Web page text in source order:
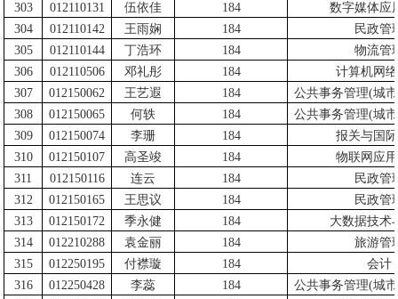
303
012110131 伍依佳 184
数字媒体应
304
012110142 王雨娴 184
民政管
305
012110144 丁浩环 184
物流管
306
012110506 邓礼彤 184
计算机网
307
012150062 王艺遐 184 公共事务管理(城
308
012150065 何轶 184 公共事务管理(城
309
012150074 李珊 184
报关与国
310
012150107 高圣竣 184
物联网应
311
012150116 连云 184
民政管
312
012150165 王思议 184
民政管
313
012150172 季永健 184
大数据技术
314
012210288 袁金丽 184
旅游管
315
012250195 付襟璇 184
会计
316
012250428 李蕊 184 公共事务管理(城